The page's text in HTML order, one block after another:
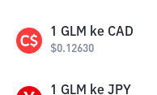
1 GLM ke CAD
$0.12630
1 GLM ke JPY